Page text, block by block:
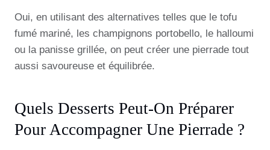
Oui, en utilisant des alternatives telles que le tofu
fumé mariné, les champignons portobello, le halloumi
ou la panisse grillée, on peut créer une pierrade tout
aussi savoureuse et équilibrée.
Quels Desserts Peut-On Préparer
Pour Accompagner Une Pierrade ?